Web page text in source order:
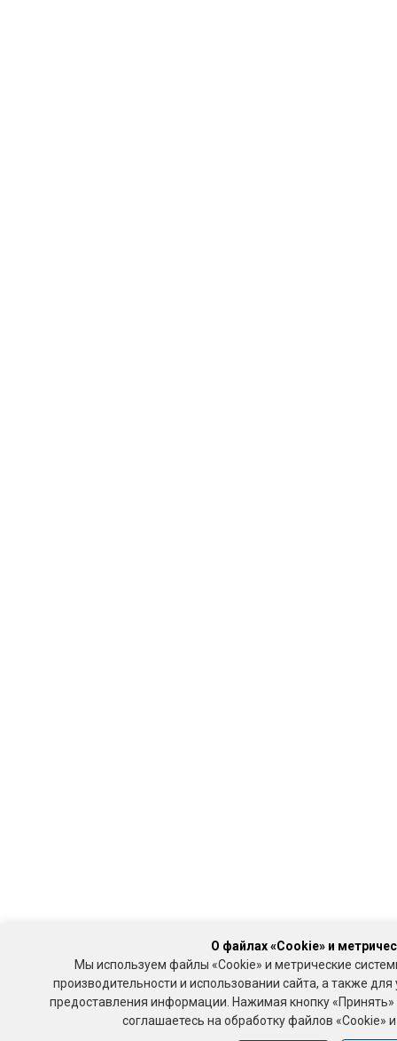
О файлах «Cookie» и
Мы используем файлы «Cookie» и метрические
производительности и использовании сайта, а также
предоставления информации. Нажимая кнопку
соглашаетесь на обработку файлов «Cookie»